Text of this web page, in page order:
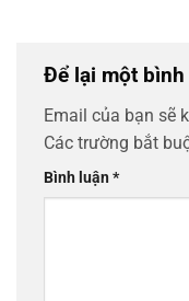
Để lại một bình
Email của bạn sẽ
Các trường bắt
Bình luận*